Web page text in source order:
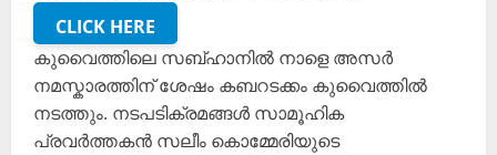
CLICK HERE
കുവൈത്തിലെ സബ്ഹാനിൽ നാളെ അസർ
നമസ്കാരത്തിന് ശേഷം കബറടക്കം കുവൈത്തിൽ
നടത്തും. നടപടിക്രമങ്ങൾ സാമൂഹിക
പ്രവർത്തകൻ സലീം കൊമ്മേരിയുടെ